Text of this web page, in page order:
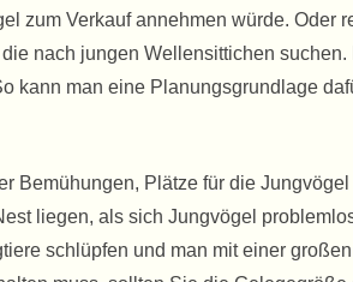
zum Verkauf annehmen würde. Oder
nach jungen Wellensittichen
kann man eine Planungsgrundlage
Bemühungen, Plätze für die
liegen, als sich Jungvögel
schlüpfen und man mit einer